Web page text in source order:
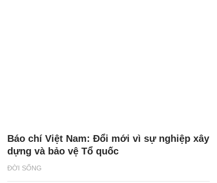
ĐỜI SỐNG
Báo chí Việt Nam: Đổi mới vì sự nghiệp xây
dựng và bảo vệ Tổ quốc